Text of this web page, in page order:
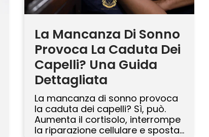
La Mancanza Di Sonno
Provoca La Caduta Dei
Capelli? Una Guida
Dettagliata
La mancanza di sonno provoca
la caduta dei capelli? Sì, può.
Aumenta il cortisolo, interrompe
la riparazione cellulare e sposta i